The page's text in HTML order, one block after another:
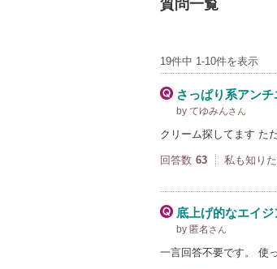
質問一覧
19件中 1-10件を表示
さっぱり系アン
by てゆみんさん
クリーム探してます た
回答数 63 私も知りた
底上げ的なエイ
by 匿名 さん
一言回答不要です。 使